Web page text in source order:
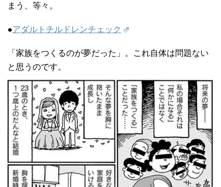
まう、等々。
●アダルトチルドレンチェック
「家族をつくるのが夢だった」。これ自体は問題ない
と思うのです。